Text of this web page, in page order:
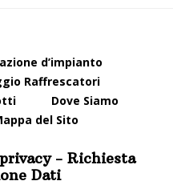
d’impianto
Raffrescatori
Dove Siamo
del Sito
- Richiesta
Dati